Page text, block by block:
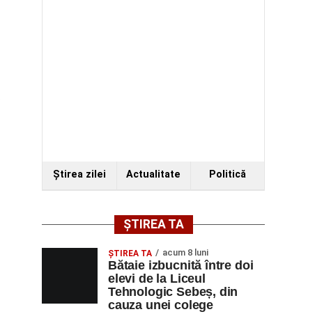
Ştirea zilei Actualitate Politică
ȘTIREA TA
ŞTIREA TA acum 8 luni
Bătaie izbucnită între doi
elevi de la Liceul
Tehnologic Sebeș, din
cauza unei colege